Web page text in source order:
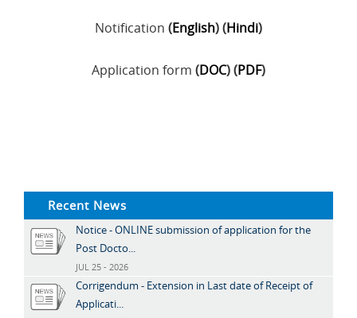
Notification (English) (Hindi)
Application form (DOC) (PDF)
Recent News
Notice - ONLINE submission of application for the
Post Docto...
JUL 25 - 2026
Corrigendum - Extension in Last date of Receipt of
Applicati...